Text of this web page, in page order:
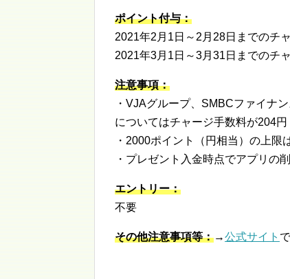
ポイント付与：
2021年2月1日～2月28日までのチ
2021年3月1日～3月31日までのチ
注意事項：
・VJAグループ、SMBCファイナ
についてはチャージ手数料が204
・2000ポイント（円相当）の上
・プレゼント入金時点でアプリの
エントリー：
不要
その他注意事項等：→公式サイト